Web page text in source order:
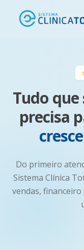
Tudo
precisa
Do primeiro
Sistema Clínica
vendas,